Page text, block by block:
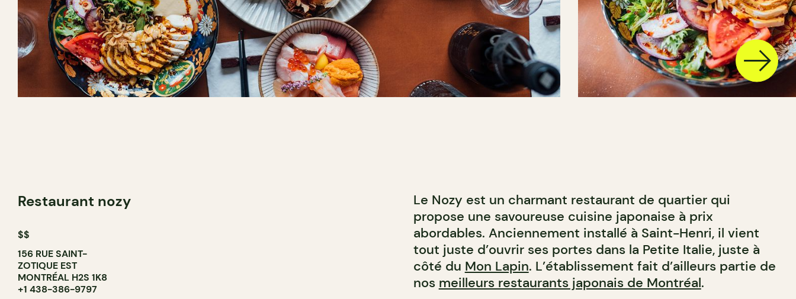
Restaurant nozy
$$
156 RUE SAINT-
ZOTIQUE EST
MONTRÉAL H2S 1K8
+1 438-386-9797
Le Nozy est un charmant restaurant de quartier qui
propose une savoureuse cuisine japonaise à prix
abordables. Anciennement installé à Saint-Henri, il vient
tout juste d’ouvrir ses portes dans la Petite Italie, juste à
côté du Mon Lapin. L’établissement fait d’ailleurs partie de
nos meilleurs restaurants japonais de Montréal.